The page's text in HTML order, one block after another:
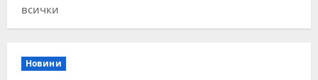
всички
Новини